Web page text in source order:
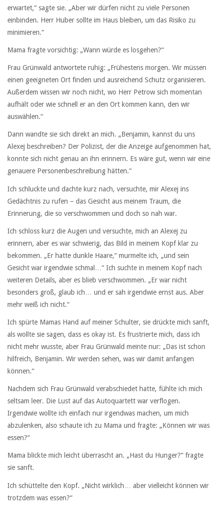
erwartet,“ sagte sie. „Aber wir dürfen nicht zu viele Personen
einbinden. Herr Huber sollte im Haus bleiben, um das Risiko zu
minimieren.“
Mama fragte vorsichtig: „Wann würde es losgehen?“
Frau Grünwald antwortete ruhig: „Frühestens morgen. Wir müssen
einen geeigneten Ort finden und ausreichend Schutz organisieren.
Außerdem wissen wir noch nicht, wo Herr Petrow sich momentan
aufhält oder wie schnell er an den Ort kommen kann, den wir
auswählen.“
Dann wandte sie sich direkt an mich. „Benjamin, kannst du uns
Alexej beschreiben? Der Polizist, der die Anzeige aufgenommen hat,
konnte sich nicht genau an ihn erinnern. Es wäre gut, wenn wir eine
genauere Personenbeschreibung hätten.“
Ich schluckte und dachte kurz nach, versuchte, mir Alexej ins
Gedächtnis zu rufen – das Gesicht aus meinem Traum, die
Erinnerung, die so verschwommen und doch so nah war.
Ich schloss kurz die Augen und versuchte, mich an Alexej zu
erinnern, aber es war schwierig, das Bild in meinem Kopf klar zu
bekommen. „Er hatte dunkle Haare,“ murmelte ich, „und sein
Gesicht war irgendwie schmal…“ Ich suchte in meinem Kopf nach
weiteren Details, aber es blieb verschwommen. „Er war nicht
besonders groß, glaub ich… und er sah irgendwie ernst aus. Aber
mehr weiß ich nicht.“
Ich spürte Mamas Hand auf meiner Schulter, sie drückte mich sanft,
als wollte sie sagen, dass es okay ist. Es frustrierte mich, dass ich
nicht mehr wusste, aber Frau Grünwald meinte nur: „Das ist schon
hilfreich, Benjamin. Wir werden sehen, was wir damit anfangen
können.“
Nachdem sich Frau Grünwald verabschiedet hatte, fühlte ich mich
seltsam leer. Die Lust auf das Autoquartett war verflogen.
Irgendwie wollte ich einfach nur irgendwas machen, um mich
abzulenken, also schaute ich zu Mama und fragte: „Können wir was
essen?“
Mama blickte mich leicht überrascht an. „Hast du Hunger?“ fragte
sie sanft.
Ich schüttelte den Kopf. „Nicht wirklich… aber vielleicht können wir
trotzdem was essen?“